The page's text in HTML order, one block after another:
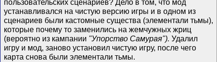
пользовательских сценариев? Дело в том, что мод
устанавливался на чистую версию игры и в одном из
сценариев были кастомные существа (элементали тьмы),
которые почему то заменились на жемчужных жриц
(вероятно из кампании "Упорство Самурая").Удалил
игру и мод, заново установил чистую игру, после чего
карта снова были элементали тьмы.